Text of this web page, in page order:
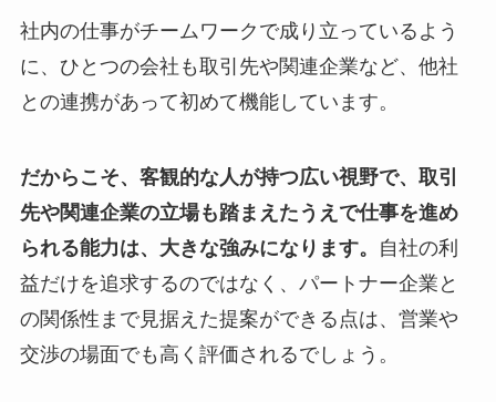
社内の仕事がチームワークで成り立っているよう
に、ひとつの会社も取引先や関連企業など、他社
との連携があって初めて機能しています。
だからこそ、客観的な人が持つ広い視野で、取引
先や関連企業の立場も踏まえたうえで仕事を進め
られる能力は、大きな強みになります。
自社の利
益だけを追求するのではなく、パートナー企業と
の関係性まで見据えた提案ができる点は、営業や
交渉の場面でも高く評価されるでしょう。